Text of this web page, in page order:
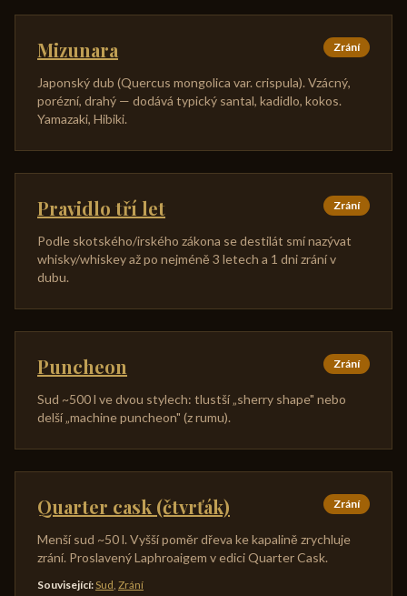
Mizunara Zrání
Japonský dub (Quercus mongolica var. crispula). Vzácný,
porézní, drahý — dodává typický santal, kadidlo, kokos.
Yamazaki, Hibiki.
Pravidlo tří let Zrání
Podle skotského/irského zákona se destilát smí nazývat
whisky/whiskey až po nejméně 3 letech a 1 dni zrání v
dubu.
Puncheon Zrání
Sud ~500 l ve dvou stylech: tlustší „sherry shape" nebo
delší „machine puncheon" (z rumu).
Quarter cask (čtvrťák) Zrání
Menší sud ~50 l. Vyšší poměr dřeva ke kapalině zrychluje
zrání. Proslavený Laphroaigem v edici Quarter Cask.
Související:Sud, Zrání